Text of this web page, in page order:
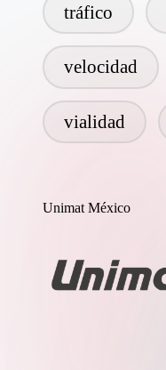
tráfico
velocidad
vialidad
Unimat México